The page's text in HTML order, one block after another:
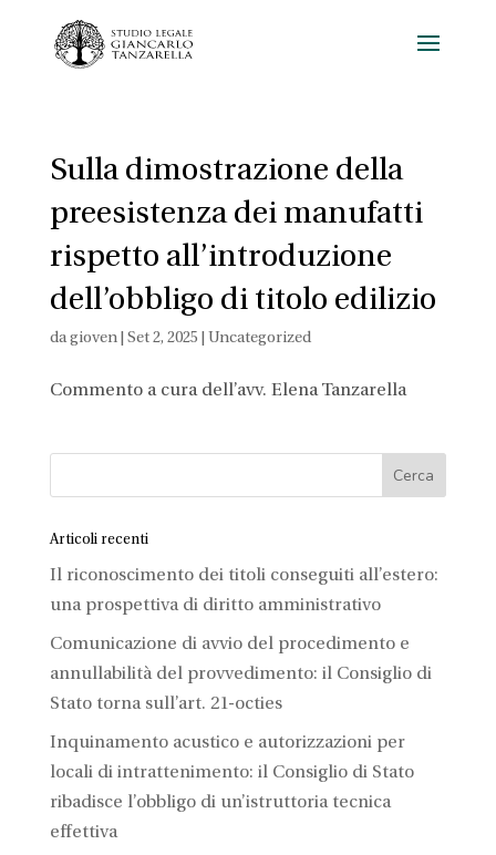
Sulla dimostrazione della
preesistenza dei manufatti
rispetto all’introduzione
dell’obbligo di titolo edilizio
dagioven| Set 2, 2025 Uncategorized
Commento a cura dell’avv. Elena Tanzarella
Articoli recenti
Il riconoscimento dei titoli conseguiti all’estero:
una prospettiva di diritto amministrativo
Comunicazione di avvio del procedimento e
annullabilità del provvedimento: il Consiglio di
Stato torna sull’art. 21-octies
Inquinamento acustico e autorizzazioni per
locali di intrattenimento: il Consiglio di Stato
ribadisce l’obbligo di un’istruttoria tecnica
effettiva